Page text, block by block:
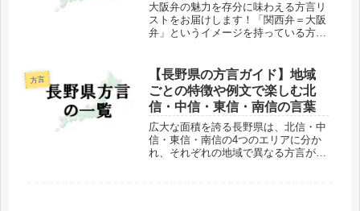
大阪弁の魅力を存分に味わえる方言リ
ストをお届けします！「関西弁＝大阪
弁」というイメージを持っている方も
弁」という3つの種類があり、その中
でも最も親しまれているのが「摂津
弁」...
方言
【長野県の方言ガイド】地域
ごとの特徴や例文で楽しむ北
信・中信・東信・南信の言葉
広大な面積を誇る長野県は、北信・中
信・東信・南信の4つのエリアに分か
れ、それぞれの地域で異なる方言が使